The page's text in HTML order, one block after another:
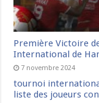
Première Victoire
International de
7 novembre 2024
tournoi
liste des joueurs